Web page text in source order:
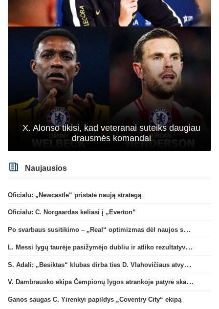
X. Alonso tikisi, kad veteranai suteiks daugiau
drausmės komandai
Naujausios
Oficialu: „Newcastle“ pristatė naują strategą
Oficialu: C. Norgaardas keliasi į „Everton“
Po svarbaus susitikimo – „Real“ optimizmas dėl naujos sutarties su Viniciumi
L. Messi lygų taurėje pasižymėjo dubliu ir atliko rezultatyvų perdavimą
S. Adali: „Besiktas“ klubas dirba ties D. Vlahovičiaus atvykimu“
V. Dambrausko ekipa Čempionų lygos atrankoje patyrė skaudžią nesėkmę
Ganos saugas C. Yirenkyi papildys „Coventry City“ ekipą